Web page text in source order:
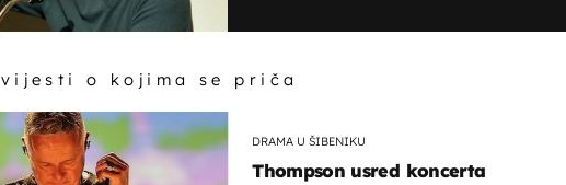
vijesti o kojima se priča
DRAMA U ŠIBENIKU
Thompson usred koncerta